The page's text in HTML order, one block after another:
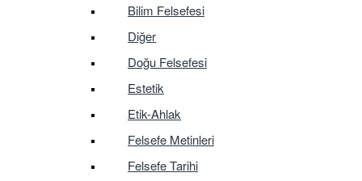
Bilim Felsefesi
Diğer
Doğu Felsefesi
Estetik
Etik-Ahlak
Felsefe Metinleri
Felsefe Tarihi